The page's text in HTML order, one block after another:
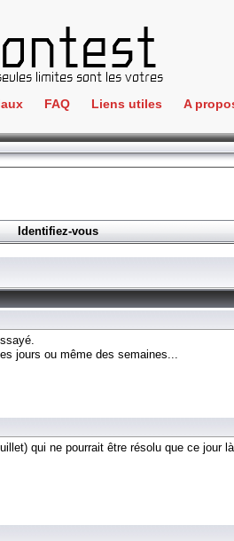
FAQ Liens utiles
IRC
Newbie Connect
Partenaires
Goodies
L'incubateur
A
Hall
Identifiez-vous
jours ou même des semaines...
qui ne pourrait être résolu que ce jour